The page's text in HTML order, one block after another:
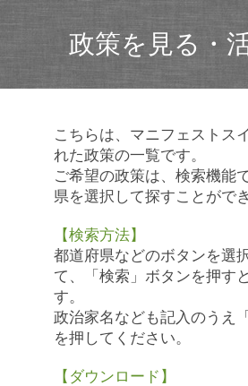
政策を見る・
こちらは、マニフェストス
れた政策の一覧です。
ご希望の政策は、検索機能
県を選択して探すことがで
【検索方法】
都道府県などのボタンを選
て、「検索」ボタンを押す
す。
政治家名なども記入のうえ
を押してください。
【ダウンロード】